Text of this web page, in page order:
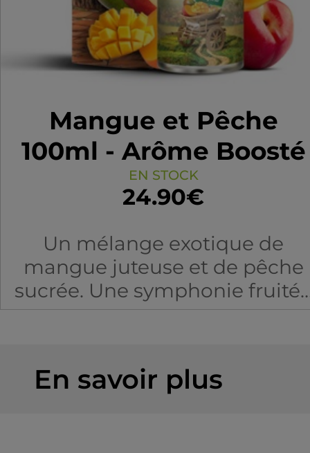
Mangue et Pêche
100ml - Arôme Boosté
EN STOCK
24.90€
Un mélange exotique de
mangue juteuse et de pêche
sucrée. Une symphonie
qui évoque les étals colorés et
transporter par cette
En savoir plus